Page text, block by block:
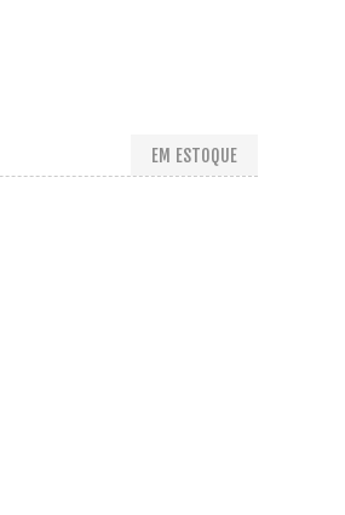
EM ESTOQUE